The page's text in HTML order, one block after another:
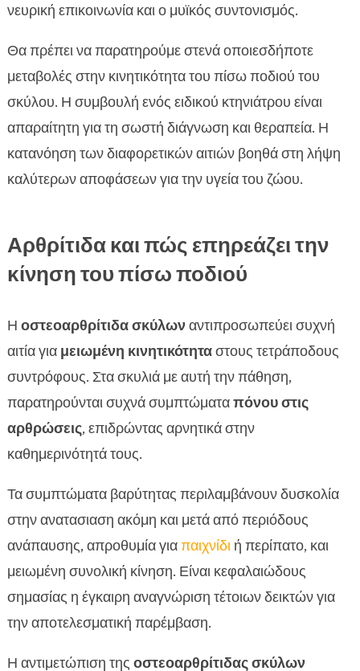
νευρική επικοινωνία και ο μυϊκός συντονισμός.
Θα πρέπει να παρατηρούμε στενά οποιεσδήποτε
μεταβολές στην κινητικότητα του πίσω ποδιού του
σκύλου. Η συμβουλή ενός ειδικού κτηνιάτρου είναι
απαραίτητη για τη σωστή διάγνωση και θεραπεία. Η
κατανόηση των διαφορετικών αιτιών βοηθά στη λήψη
καλύτερων αποφάσεων για την υγεία του ζώου.
Αρθρίτιδα και πώς επηρεάζει την
κίνηση του πίσω ποδιού
Η οστεοαρθρίτιδα σκύλωναντιπροσωπεύει συχνή
αιτία για μειωμένη κινητικότηταστους τετράποδους
συντρόφους. Στα σκυλιά με αυτή την πάθηση,
παρατηρούνται συχνά συμπτώματαπόνου στις
αρθρώσεις, επιδρώντας αρνητικά στην
καθημερινότητά τους.
Τα συμπτώματα βαρύτητας περιλαμβάνουν δυσκολία
στην ανατασιαση ακόμη και μετά από περιόδους
ανάπαυσης, απροθυμία γιαπαιχνίδιή περίπατο, και
μειωμένη συνολική κίνηση. Είναι κεφαλαιώδους
σημασίας η έγκαιρη αναγνώριση τέτοιων δεικτών για
την αποτελεσματική παρέμβαση.
Η αντιμετώπιση της οστεοαρθρίτιδας σκύλων